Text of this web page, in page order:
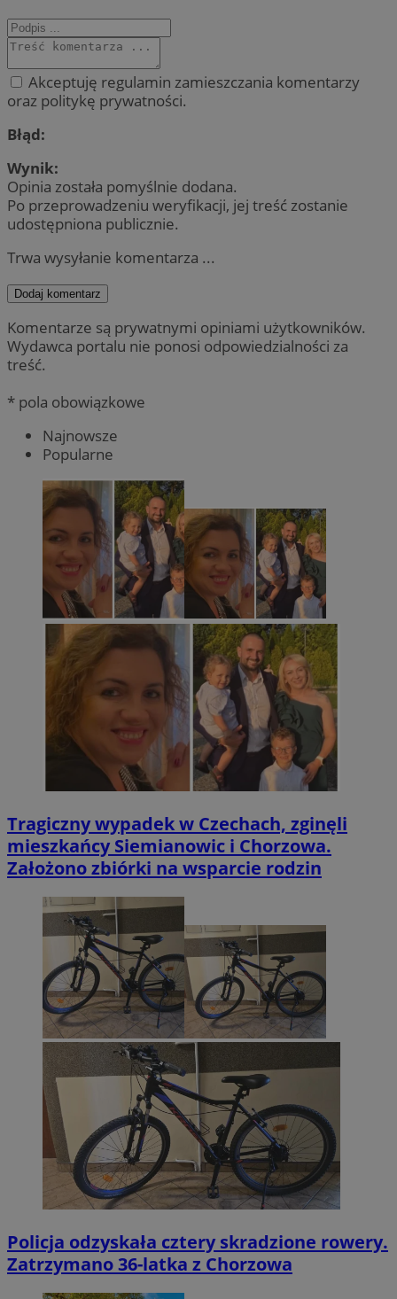
Akceptuję regulamin zamieszczania komentarzy
oraz politykę prywatności.
Błąd:
Wynik:
Opinia została pomyślnie dodana.
Po przeprowadzeniu weryfikacji, jej treść zostanie
udostępniona publicznie.
Trwa wysyłanie komentarza ...
Dodaj komentarz
Komentarze są prywatnymi opiniami użytkowników.
Wydawca portalu nie ponosi odpowiedzialności za
treść.
* pola obowiązkowe
Najnowsze
Popularne
Tragiczny wypadek w Czechach, zginęli
mieszkańcy Siemianowic i Chorzowa.
Założono zbiórki na wsparcie rodzin
Policja odzyskała cztery skradzione rowery.
Zatrzymano 36-latka z Chorzowa